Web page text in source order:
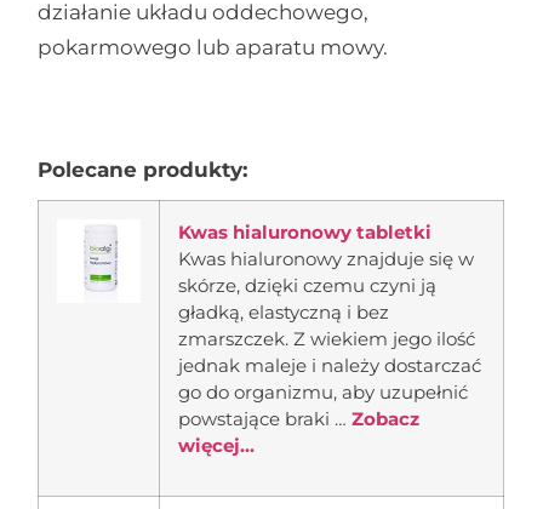
działanie układu oddechowego,
pokarmowego lub aparatu mowy.
Polecane produkty:
Kwas hialuronowy tabletki
Kwas hialuronowy znajduje się w
skórze, dzięki czemu czyni ją
gładką, elastyczną i bez
zmarszczek. Z wiekiem jego ilość
jednak maleje i należy dostarczać
go do organizmu, aby uzupełnić
powstające braki …Zobacz
więcej...